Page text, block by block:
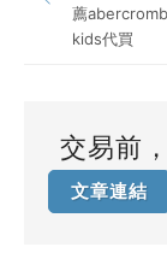
薦
kids代買
交易前
文章連結